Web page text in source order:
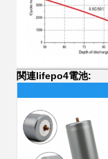
関連lifepo4電池: